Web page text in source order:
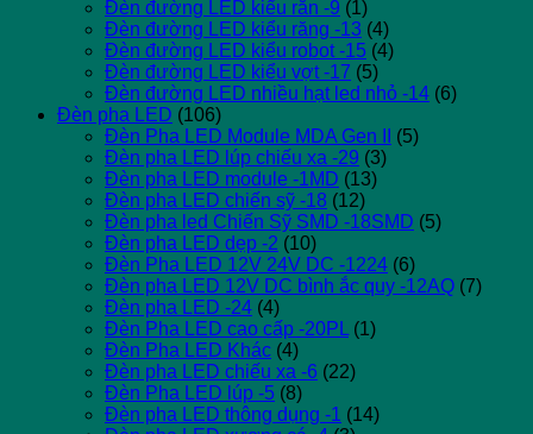
Đèn đường LED kiểu rắn -9 (1)
Đèn đường LED kiểu răng -13 (4)
Đèn đường LED kiểu robot -15 (4)
Đèn đường LED kiểu vợt -17 (5)
Đèn đường LED nhiều hạt led nhỏ -14 (6)
Đèn pha LED (106)
Đèn Pha LED Module MDA Gen II
(5)
Đèn pha LED lúp chiếu xa -29 (3)
Đèn pha LED module -1MD (13)
Đèn pha LED chiến sỹ -18 (12)
Đèn pha led Chiến Sỹ SMD -18SMD (5)
Đèn pha LED dẹp -2 (10)
Đèn Pha LED 12V 24V DC -1224 (6)
Đèn pha LED 12V DC bình ắc quy -12AQ (7)
Đèn pha LED -24 (4)
Đèn Pha LED cao cấp -20PL (1)
Đèn Pha LED Khác (4)
Đèn pha LED chiếu xa -6 (22)
Đèn Pha LED lúp -5 (8)
Đèn pha LED thông dụng -1 (14)